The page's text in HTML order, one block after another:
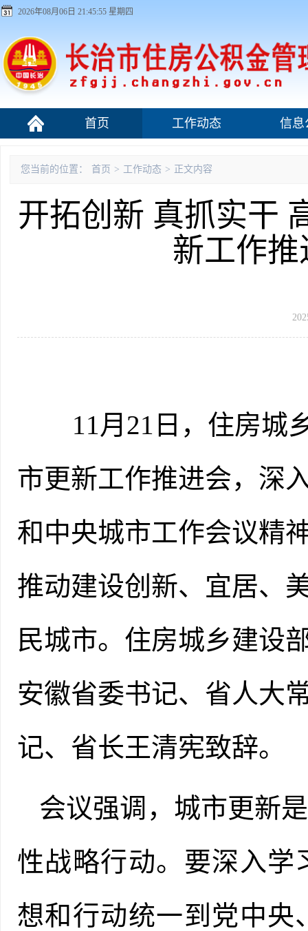
2026年08月06日 21:45:56 星期四
首页 工作动态 信息
您当前的位置： 首页 > 工作动态 > 正文内容
开拓创新 真抓实干
新工作
11月21日，住房城乡
市更新工作推进会，深
和中央城市工作会议精
推动建设创新、宜居、
民城市。住房城乡建设
安徽省委书记、省人大
记、省长王清宪致辞。
会议强调，城市更新
性战略行动。要深入学
想和行动统一到党中央